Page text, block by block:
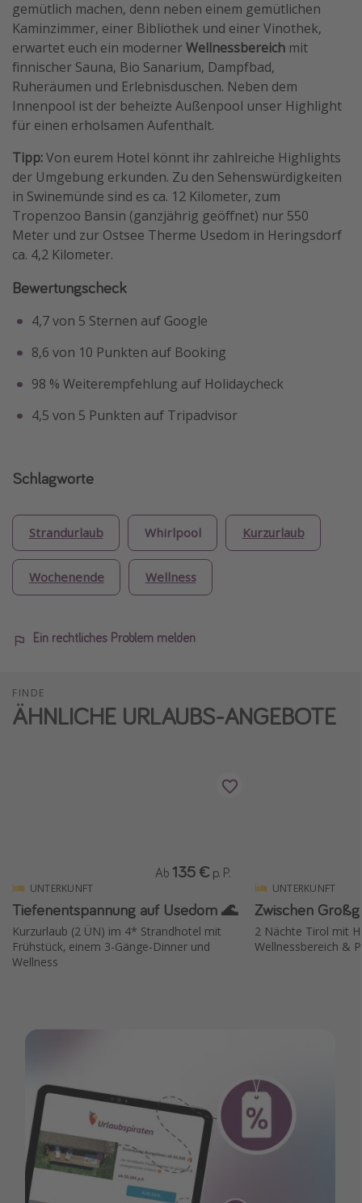
gemütlich machen, denn neben einem gemütlichen
Kaminzimmer, einer Bibliothek und einer Vinothek,
erwartet euch ein modernerWellnessbereich mit
finnischer Sauna, Bio Sanarium, Dampfbad,
Ruheräumen und Erlebnisduschen. Neben dem
Innenpool ist der beheizte Außenpool unser Highlight
für einen erholsamen Aufenthalt.
Tipp:Von eurem Hotel könnt ihr zahlreiche Highlights
der Umgebung erkunden. Zu den Sehenswürdigkeiten
in Swinemünde sind es ca. 12 Kilometer, zum
Tropenzoo Bansin (ganzjährig geöffnet) nur 550
Meter und zur Ostsee Therme Usedom in Heringsdorf
ca. 4,2 Kilometer.
Bewertungscheck
4,7 von 5 Sternen auf Google
8,6 von 10 Punkten auf Booking
98 % Weiterempfehlung auf Holidaycheck
4,5 von 5 Punkten auf Tripadvisor
Schlagworte
Strandurlaub Whirlpool Kurzurlaub
Wochenende Wellness
Ein rechtliches Problem melden
FINDE
ÄHNLICHE URLAUBS-ANGEBOTE
UNTERKUNFT
Tiefenentspannung auf Usedom 🌊
Kurzurlaub (2 ÜN) im 4* Strandhotel mit
Frühstück, einem 3-Gänge-Dinner und
Wellness
Ab 135 € p. P.
UNTERKUNFT
Zwischen
2 Nächte Tirol mit
Wellnessbereich &